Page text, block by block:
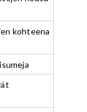
kohteena